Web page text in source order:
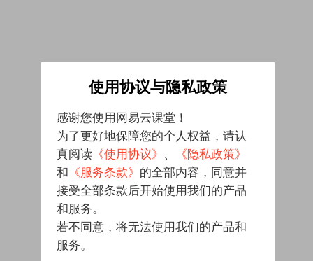
使用协议与隐私政策
感谢您使用网易云课堂！
为了更好地保障您的个人权益，请认
真阅读 《使用协议》 、
《隐私政策》
和 《服务条款》 的全部内容，同意并
接受全部条款后开始使用我们的产品
和服务。
若不同意，将无法使用我们的产品和
服务。